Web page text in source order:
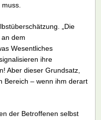
„Die
an dem
Wesentliches
ihre
Aber dieser Grundsatz,
Bereich – wenn ihm derart
der Betroffenen selbst